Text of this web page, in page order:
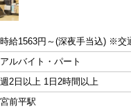
時給1563円～(深夜手当込) ※交
アルバイト・パート
週2日以上 1日2時間以上
宮前平駅